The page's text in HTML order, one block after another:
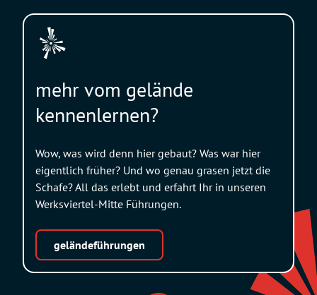
mehr vom gelände
kennenlernen?
Wow, was wird denn hier gebaut? Was war hier
eigentlich früher? Und wo genau grasen jetzt die
Schafe? All das erlebt und erfahrt Ihr in unseren
Werksviertel-Mitte Führungen.
geländeführungen